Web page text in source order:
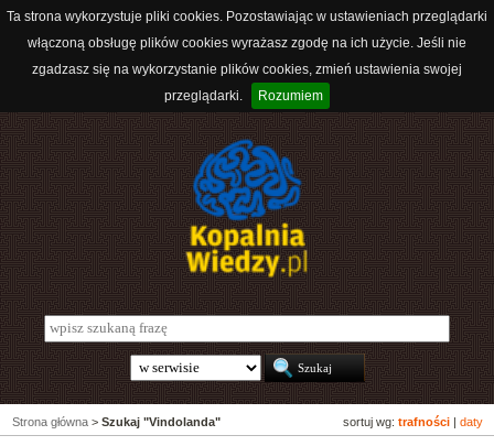
Ta strona wykorzystuje pliki cookies. Pozostawiając w ustawieniach przeglądarki
włączoną obsługę plików cookies wyrażasz zgodę na ich użycie. Jeśli nie
zgadzasz się na wykorzystanie plików cookies, zmień ustawienia swojej
przeglądarki.
Rozumiem
sortuj wg: trafności daty
Strona główna > Szukaj "Vindolanda"